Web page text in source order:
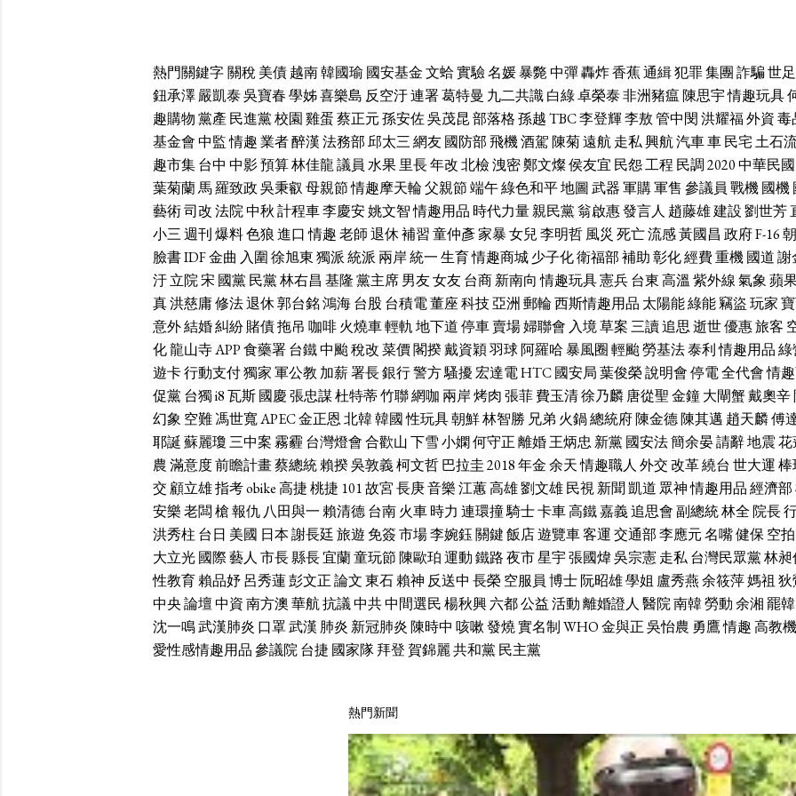
熱門關鍵字關稅美債越南韓國瑜 國安基金文蛤實驗名媛暴斃中彈轟炸香蕉通緝犯罪集團詐騙世足
鈕承澤嚴凱泰吳寶春學姊喜樂島 反空汙連署葛特曼 九二共識白綠卓榮泰非洲豬瘟陳思宇情趣玩具
趣購物黨產 民進黨校園雞蛋蔡正元孫安佐吳茂昆部落格孫越TBC李登輝李敖管中閔洪耀福外資毒
基金會中監情趣業者醉漢法務部邱太三網友國防部飛機酒駕陳菊遠航走私興航汽車車民宅土石
趣市集台中 中影預算林佳龍議員 水果里長年改北檢洩密鄭文燦侯友宜 民怨工程 民調2020中華民國
葉菊蘭馬羅致政吳秉叡母親節情趣摩天輪父親節端午綠色和平地圖武器軍購軍售 參議員 戰機國機
藝術司改法院中秋計程車李慶安姚文智情趣用品 時代力量親民黨翁啟惠發言人 趙藤雄建設劉世芳
小三週刊爆料色狼進口 情趣老師退休補習童仲彥家暴女兒李明哲風災 死亡流感黃國昌 政府F-16
臉書IDF金曲 入圍徐旭東獨派統派 兩岸統一生育情趣商城少子化衛福部補助彰化經費重機國道謝
汙立院宋 國黨民黨林右昌 基隆黨主席男友女友台商新南向 情趣玩具憲兵台東高溫 紫外線氣象蘋
真洪慈庸修法退休郭台銘鴻海台股 台積電董座科技亞洲 郵輪西斯情趣用品 太陽能綠能竊盜玩家
意外結婚糾紛賭債拖吊 咖啡火燒車輕軌地下道停車賣場婦聯會 入境草案三讀追思逝世優惠旅客
化龍山寺APP食藥署台鐵中颱稅改菜價閣揆戴資穎羽球阿羅哈暴風圈輕颱勞基法泰利情趣用品綠
遊卡行動支付獨家軍公教 加薪署長銀行警方騷擾宏達電HTC國安局葉俊榮說明會停電全代會情
促黨台獨i8瓦斯國慶張忠謀杜特蒂竹聯網咖 兩岸烤肉張菲費玉清徐乃麟唐從聖金鐘大閘蟹戴奧辛
幻象 空難馮世寬APEC金正恩北韓韓國性玩具朝鮮林智勝 兄弟 火鍋總統府陳金德陳其邁 趙天麟傅
耶誕蘇麗瓊三中案霧霾 台灣燈會合歡山下雪小嫻何守正離婚王炳忠 新黨國安法簡余晏請辭地震花
農滿意度前瞻計畫蔡總統賴揆吳敦義柯文哲巴拉圭2018年金余天情趣職人 外交改革繞台 世大運棒
交 顧立雄指考obike高捷桃捷 101故宮長庚音樂江蕙高雄劉文雄民視新聞 凱道 眾神情趣用品經濟部
安樂老闆槍報仇 八田與一賴清德台南火車時力 連環撞騎士卡車高鐵嘉義追思會副總統林全 院長
洪秀柱 台日 美國 日本謝長廷旅遊 免簽市場李婉鈺關鍵飯店遊覽車客運交通部李應元名嘴健保空拍
大立光國際藝人 市長縣長宜蘭童玩節陳歐珀運動鐵路夜市星宇張國煒吳宗憲走私台灣民眾黨林昶
性教育賴品妤呂秀蓮彭文正論文東石賴神 反送中 長榮空服員 博士阮昭雄學姐 盧秀燕余筱萍媽祖 狄
中央論壇中資南方澳華航抗議中共中間選民楊秋興六都公益活動離婚證人 醫院南韓勞動余湘罷韓
沈一鳴武漢肺炎 口罩武漢 肺炎 新冠肺炎陳時中 咳嗽發燒實名制WHO金與正吳怡農 勇鷹情趣高教機
愛性感情趣用品參議院台捷 國家隊拜登賀錦麗共和黨民主黨
熱門新聞